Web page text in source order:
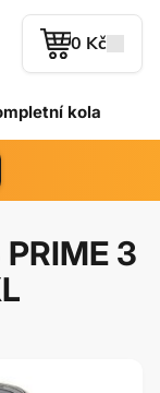
0 Kč
kola
3